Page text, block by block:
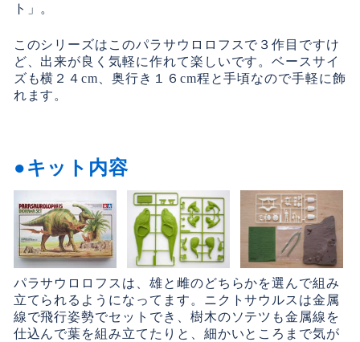
ト」。
このシリーズはこのパラサウロロフスで３作目ですけ
ど、出来が良く気軽に作れて楽しいです。ベースサイ
ズも横２４cm、奥行き１６cm程と手頃なので手軽に飾
れます。
キット内容
パラサウロロフスは、雄と雌のどちらかを選んで組み
立てられるようになってます。ニクトサウルスは金属
線で飛行姿勢でセットでき、樹木のソテツも金属線を
仕込んで葉を組み立てたりと、細かいところまで気が